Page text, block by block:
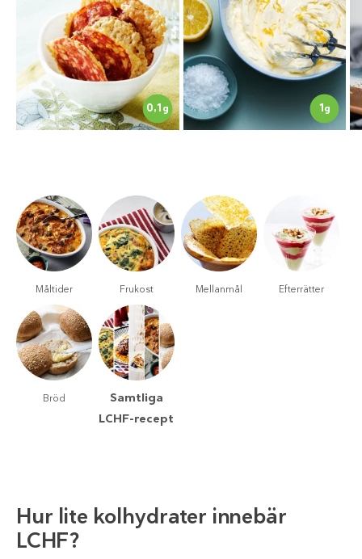
0,1g 1g
Måltider Frukost Mellanmål Efterrätter
Bröd
Samtliga
LCHF-recept
Hur lite kolhydrater innebär
LCHF?